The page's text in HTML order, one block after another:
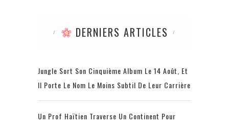
DERNIERS ARTICLES
Jungle Sort Son Cinquième Album Le 14 Août, Et
Il Porte Le Nom Le Moins Subtil De Leur Carrière
Un Prof Haïtien Traverse Un Continent Pour